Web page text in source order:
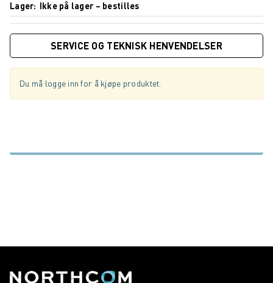
Lager
Ikke på lager – bestilles
SERVICE OG TEKNISK HENVENDELSER
Du må logge inn for å kjøpe produktet.